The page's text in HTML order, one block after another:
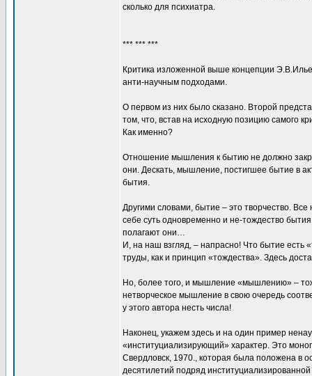
сколько для психиатра.
*** *** ***
Критика изложенной выше концепции
анти-научным подходами.
О первом из них было сказано. Второй
том, что, встав на исходную позицию самого
Как именно?
Отношение мышления к бытию не должно
они. Дескать, мышление, постигшее бытие в
бытия.
Другими словами, бытие – это творчество.
себе суть одновременно и не-тождество
полагают они…
И, на наш взгляд, – напрасно! Что бытие есть
труды, как и принцип «тождества». Здесь
Но, более того, и мышление «мышлению» –
нетворческое мышление в свою очередь
у этого автора несть числа!
Наконец, укажем здесь и на один пример
«институциализирующий» характер. Это
Свердловск, 1970., которая была положена в
десятилетий подряд